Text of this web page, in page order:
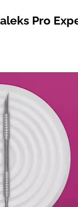
Pro